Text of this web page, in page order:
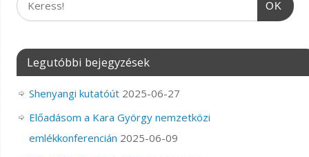
OK
Legutóbbi bejegyzések
Shenyangi kutatóút 2025-06-27
Előadásom a Kara György nemzetközi
emlékkonferencián 2025-06-09